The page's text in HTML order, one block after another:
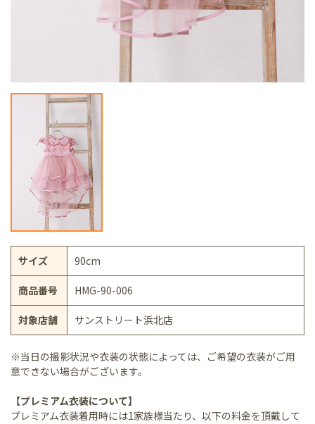
サイズ 90cm
商品番号 HMG-90-006
対象店舗 サンストリート浜北店
※当日の撮影状況や衣装の状態によっては、ご希望の衣装がご用
意できない場合がございます。
【プレミアム衣装について】
プレミアム衣装着用時には1家族様当たり、以下の料金を頂戴して